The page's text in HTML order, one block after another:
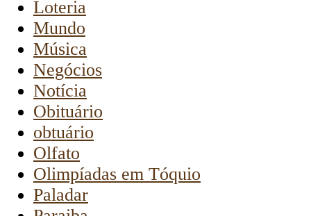
Loteria
Mundo
Música
Negócios
Notícia
Obituário
obtuário
Olfato
Olimpíadas em Tóquio
Paladar